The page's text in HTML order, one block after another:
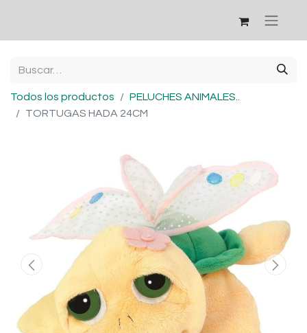
Todos los productos
PELUCHES ANIMALES..
TORTUGAS HADA 24CM